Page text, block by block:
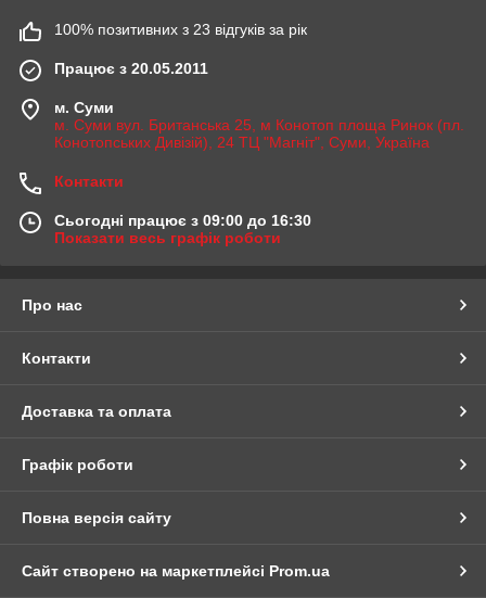
100% позитивних з 23 відгуків за рік
Працює з 20.05.2011
м. Суми
м. Суми вул. Британська 25, м Конотоп площа Ринок (пл.
Конотопських Дивізій), 24 ТЦ "Магніт", Суми, Україна
Контакти
Сьогодні працює з 09:00 до 16:30
Показати весь графік роботи
Про нас
Контакти
Доставка та оплата
Графік роботи
Повна версія сайту
Сайт створено на маркетплейсі Prom.ua